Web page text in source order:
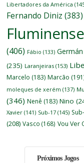
Libertadores da América
Fernando Diniz (383)
Fluminense
(406) Fábio (133)
(235) Laranjeiras (153)
Marcelo (183) Marcão
moleques de xerém (137)
(346) Nenê (183) Nino
Xavier (141) Sub-17 (145)
(208) Vasco (168) Vou Ver
Próximos Jogos